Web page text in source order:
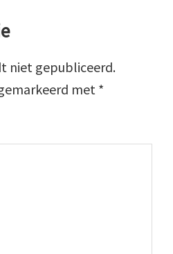
niet gepubliceerd.
met *